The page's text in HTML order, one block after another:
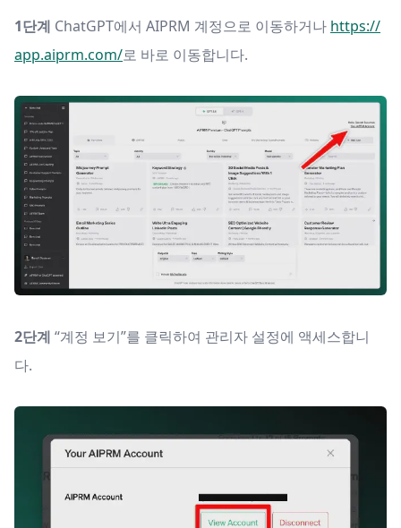
1단계 ChatGPT에서 AIPRM 계정으로 이동하거나 https://
app.aiprm.com/로 바로 이동합니다.
2단계 “계정 보기”를 클릭하여 관리자 설정에 액세스합니
다.